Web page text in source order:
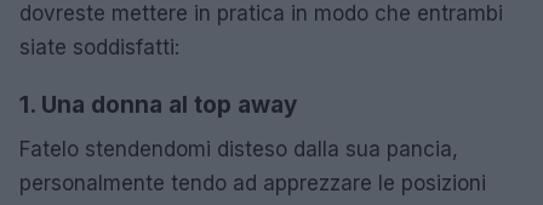
dovreste mettere in pratica in modo che entrambi
siate soddisfatti:
1. Una donna al top away
Fatelo stendendomi disteso dalla sua pancia,
personalmente tendo ad apprezzare le posizioni